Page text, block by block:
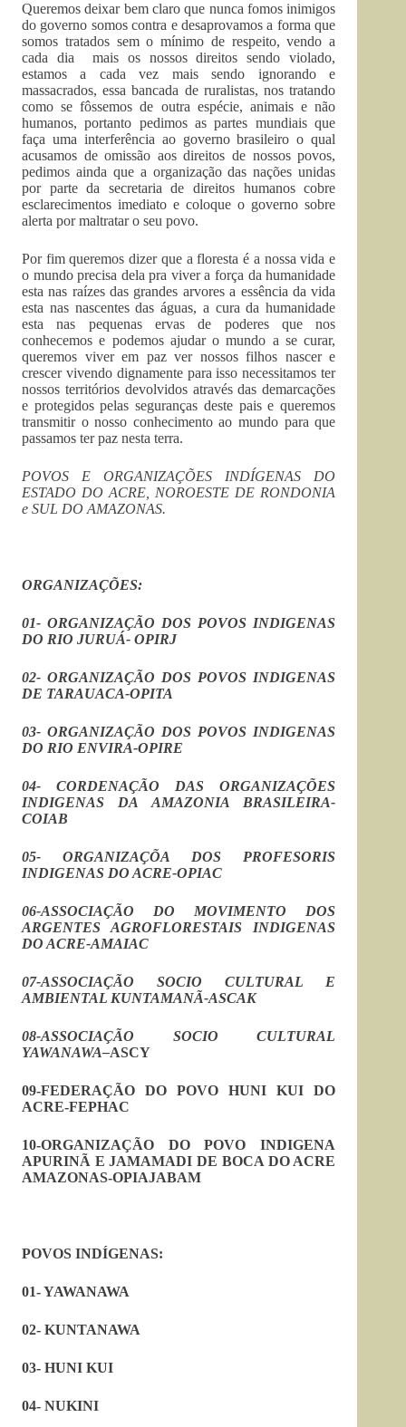
Queremos deixar bem claro que nunca fomos inimigos
do governo somos contra e desaprovamos a forma que
somos tratados sem o mínimo de respeito, vendo a
cada dia mais os nossos direitos sendo violado,
estamos a cada vez mais sendo ignorando e
massacrados, essa bancada de ruralistas, nos tratando
como se fôssemos de outra espécie, animais e não
humanos, portanto pedimos as partes mundiais que
faça uma interferência ao governo brasileiro o qual
acusamos de omissão aos direitos de nossos povos,
pedimos ainda que a organização das nações unidas
por parte da secretaria de direitos humanos cobre
esclarecimentos imediato e coloque o governo sobre
alerta por maltratar o seu povo.
Por fim queremos dizer que a floresta é a nossa vida e
o mundo precisa dela pra viver a força da humanidade
esta nas raízes das grandes arvores a essência da vida
esta nas nascentes das águas, a cura da humanidade
esta nas pequenas ervas de poderes que nos
conhecemos e podemos ajudar o mundo a se curar,
queremos viver em paz ver nossos filhos nascer e
crescer vivendo dignamente para isso necessitamos ter
nossos territórios devolvidos através das demarcações
e protegidos pelas seguranças deste pais e queremos
transmitir o nosso conhecimento ao mundo para que
passamos ter paz nesta terra.
POVOS E ORGANIZAÇÕES INDÍGENAS DO
ESTADO DO ACRE, NOROESTE DE RONDONIA
e SUL DO AMAZONAS.
ORGANIZAÇÕES:
01- ORGANIZAÇÃO DOS POVOS INDIGENAS
DO RIO JURUÁ- OPIRJ
02- ORGANIZAÇÃO DOS POVOS INDIGENAS
DE TARAUACA-OPITA
03- ORGANIZAÇÃO DOS POVOS INDIGENAS
DO RIO ENVIRA-OPIRE
04- CORDENAÇÃO DAS ORGANIZAÇÕES
INDIGENAS DA AMAZONIA BRASILEIRA-
COIAB
05- ORGANIZAÇÕA DOS PROFESORIS
INDIGENAS DO ACRE-OPIAC
06-ASSOCIAÇÃO DO MOVIMENTO DOS
ARGENTES AGROFLORESTAIS INDIGENAS
DO ACRE-AMAIAC
07-ASSOCIAÇÃO SOCIO CULTURAL E
AMBIENTAL KUNTAMANÃ-ASCAK
08-ASSOCIAÇÃO SOCIO CULTURAL
YAWANAWA–ASCY
09-FEDERAÇÃO DO POVO HUNI KUI DO
ACRE-FEPHAC
10-ORGANIZAÇÃO DO POVO INDIGENA
APURINÃ E JAMAMADI DE BOCA DO ACRE
AMAZONAS-OPIAJABAM
POVOS INDÍGENAS:
01- YAWANAWA
02- KUNTANAWA
03- HUNI KUI
04- NUKINI